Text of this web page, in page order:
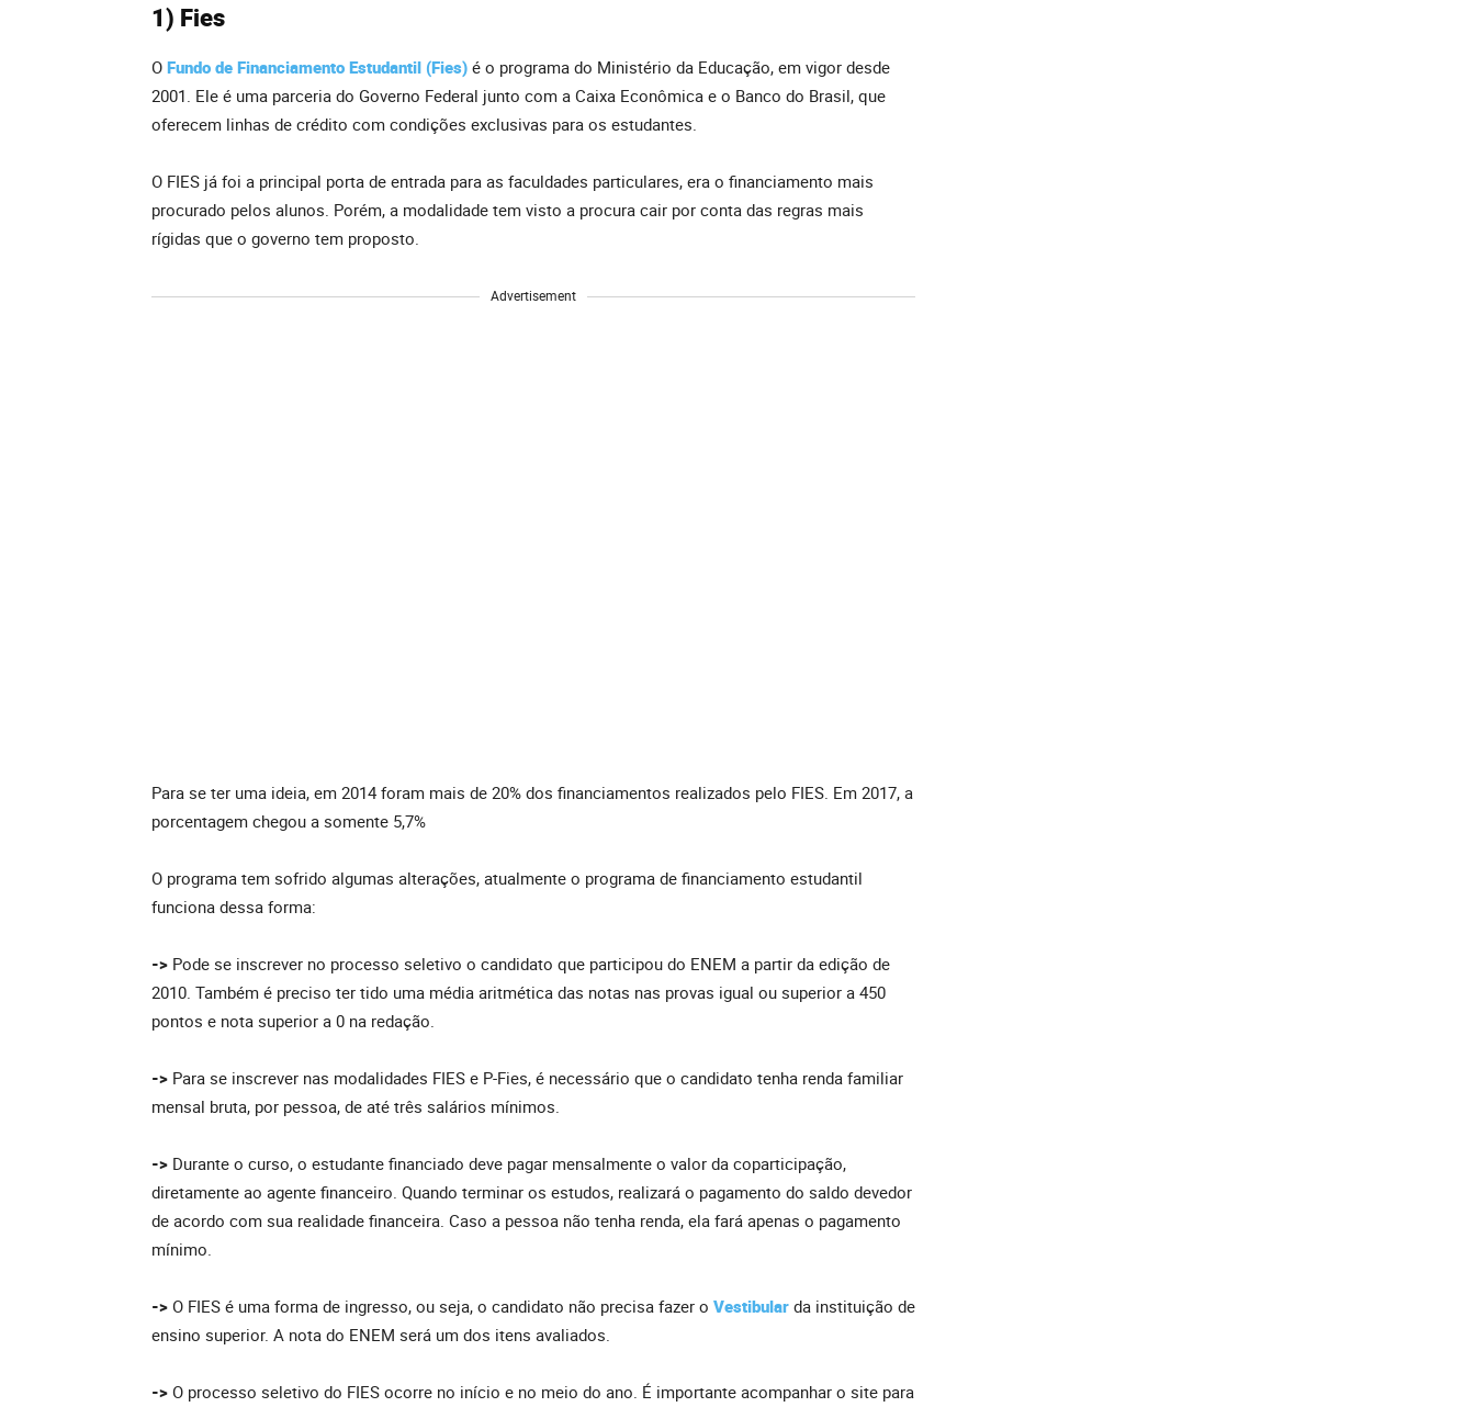
1) Fies
O Fundo de Financiamento Estudantil (Fies) é o programa do Ministério da Educação, em vigor desde
2001. Ele é uma parceria do Governo Federal junto com a Caixa Econômica e o Banco do Brasil, que
oferecem linhas de crédito com condições exclusivas para os estudantes.
O FIES já foi a principal porta de entrada para as faculdades particulares, era o financiamento mais
procurado pelos alunos. Porém, a modalidade tem visto a procura cair por conta das regras mais
rígidas que o governo tem proposto.
Advertisement
Para se ter uma ideia, em 2014 foram mais de 20% dos financiamentos realizados pelo FIES. Em 2017, a
porcentagem chegou a somente 5,7%
O programa tem sofrido algumas alterações, atualmente o programa de financiamento estudantil
funciona dessa forma:
-> Pode se inscrever no processo seletivo o candidato que participou do ENEM a partir da edição de
2010. Também é preciso ter tido uma média aritmética das notas nas provas igual ou superior a 450
pontos e nota superior a 0 na redação.
-> Para se inscrever nas modalidades FIES e P-Fies, é necessário que o candidato tenha renda familiar
mensal bruta, por pessoa, de até três salários mínimos.
-> Durante o curso, o estudante financiado deve pagar mensalmente o valor da coparticipação,
diretamente ao agente financeiro. Quando terminar os estudos, realizará o pagamento do saldo devedor
de acordo com sua realidade financeira. Caso a pessoa não tenha renda, ela fará apenas o pagamento
mínimo.
-> O FIES é uma forma de ingresso, ou seja, o candidato não precisa fazer o Vestibular da instituição de
ensino superior. A nota do ENEM será um dos itens avaliados.
-> O processo seletivo do FIES ocorre no início e no meio do ano. É importante acompanhar o site para